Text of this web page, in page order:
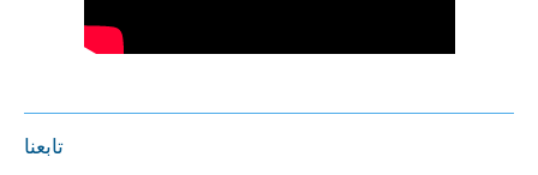
تابعنا